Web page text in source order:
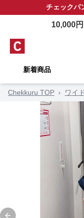
チェックパ
10,000
新着商品
Chekkuru TOP › ワイ